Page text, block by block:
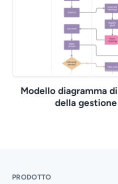
Modello diagramma
della
PRODOTTO